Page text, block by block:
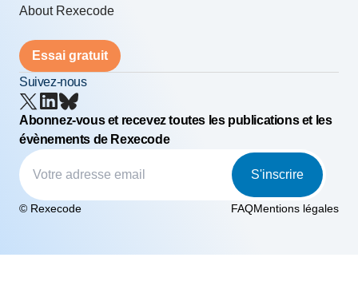
About Rexecode
Essai gratuit
Suivez-nous
Abonnez-vous et recevez toutes les publications et les
évènements de Rexecode
S'inscrire
© Rexecode FAQMentions légales